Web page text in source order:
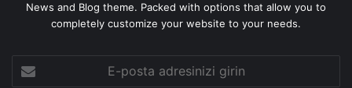
News and Blog theme. Packed with options that allow you to
completely customize your website to your needs.
posta